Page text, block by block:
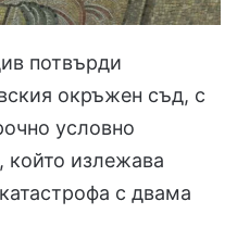
потвърди
окръжен съд, с
условно
излежава
с двама